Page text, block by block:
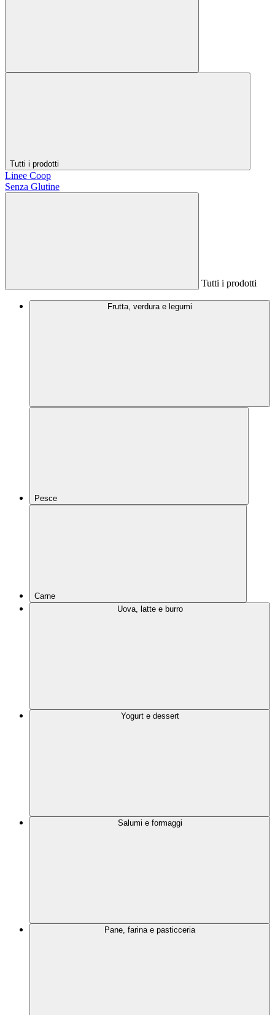
Tutti i prodotti
Linee Coop
Senza Glutine
Tutti i prodotti
Frutta, verdura e legumi
Pesce
Carne
Uova, latte e burro
Yogurt e dessert
Salumi e formaggi
Pane, farina e pasticceria